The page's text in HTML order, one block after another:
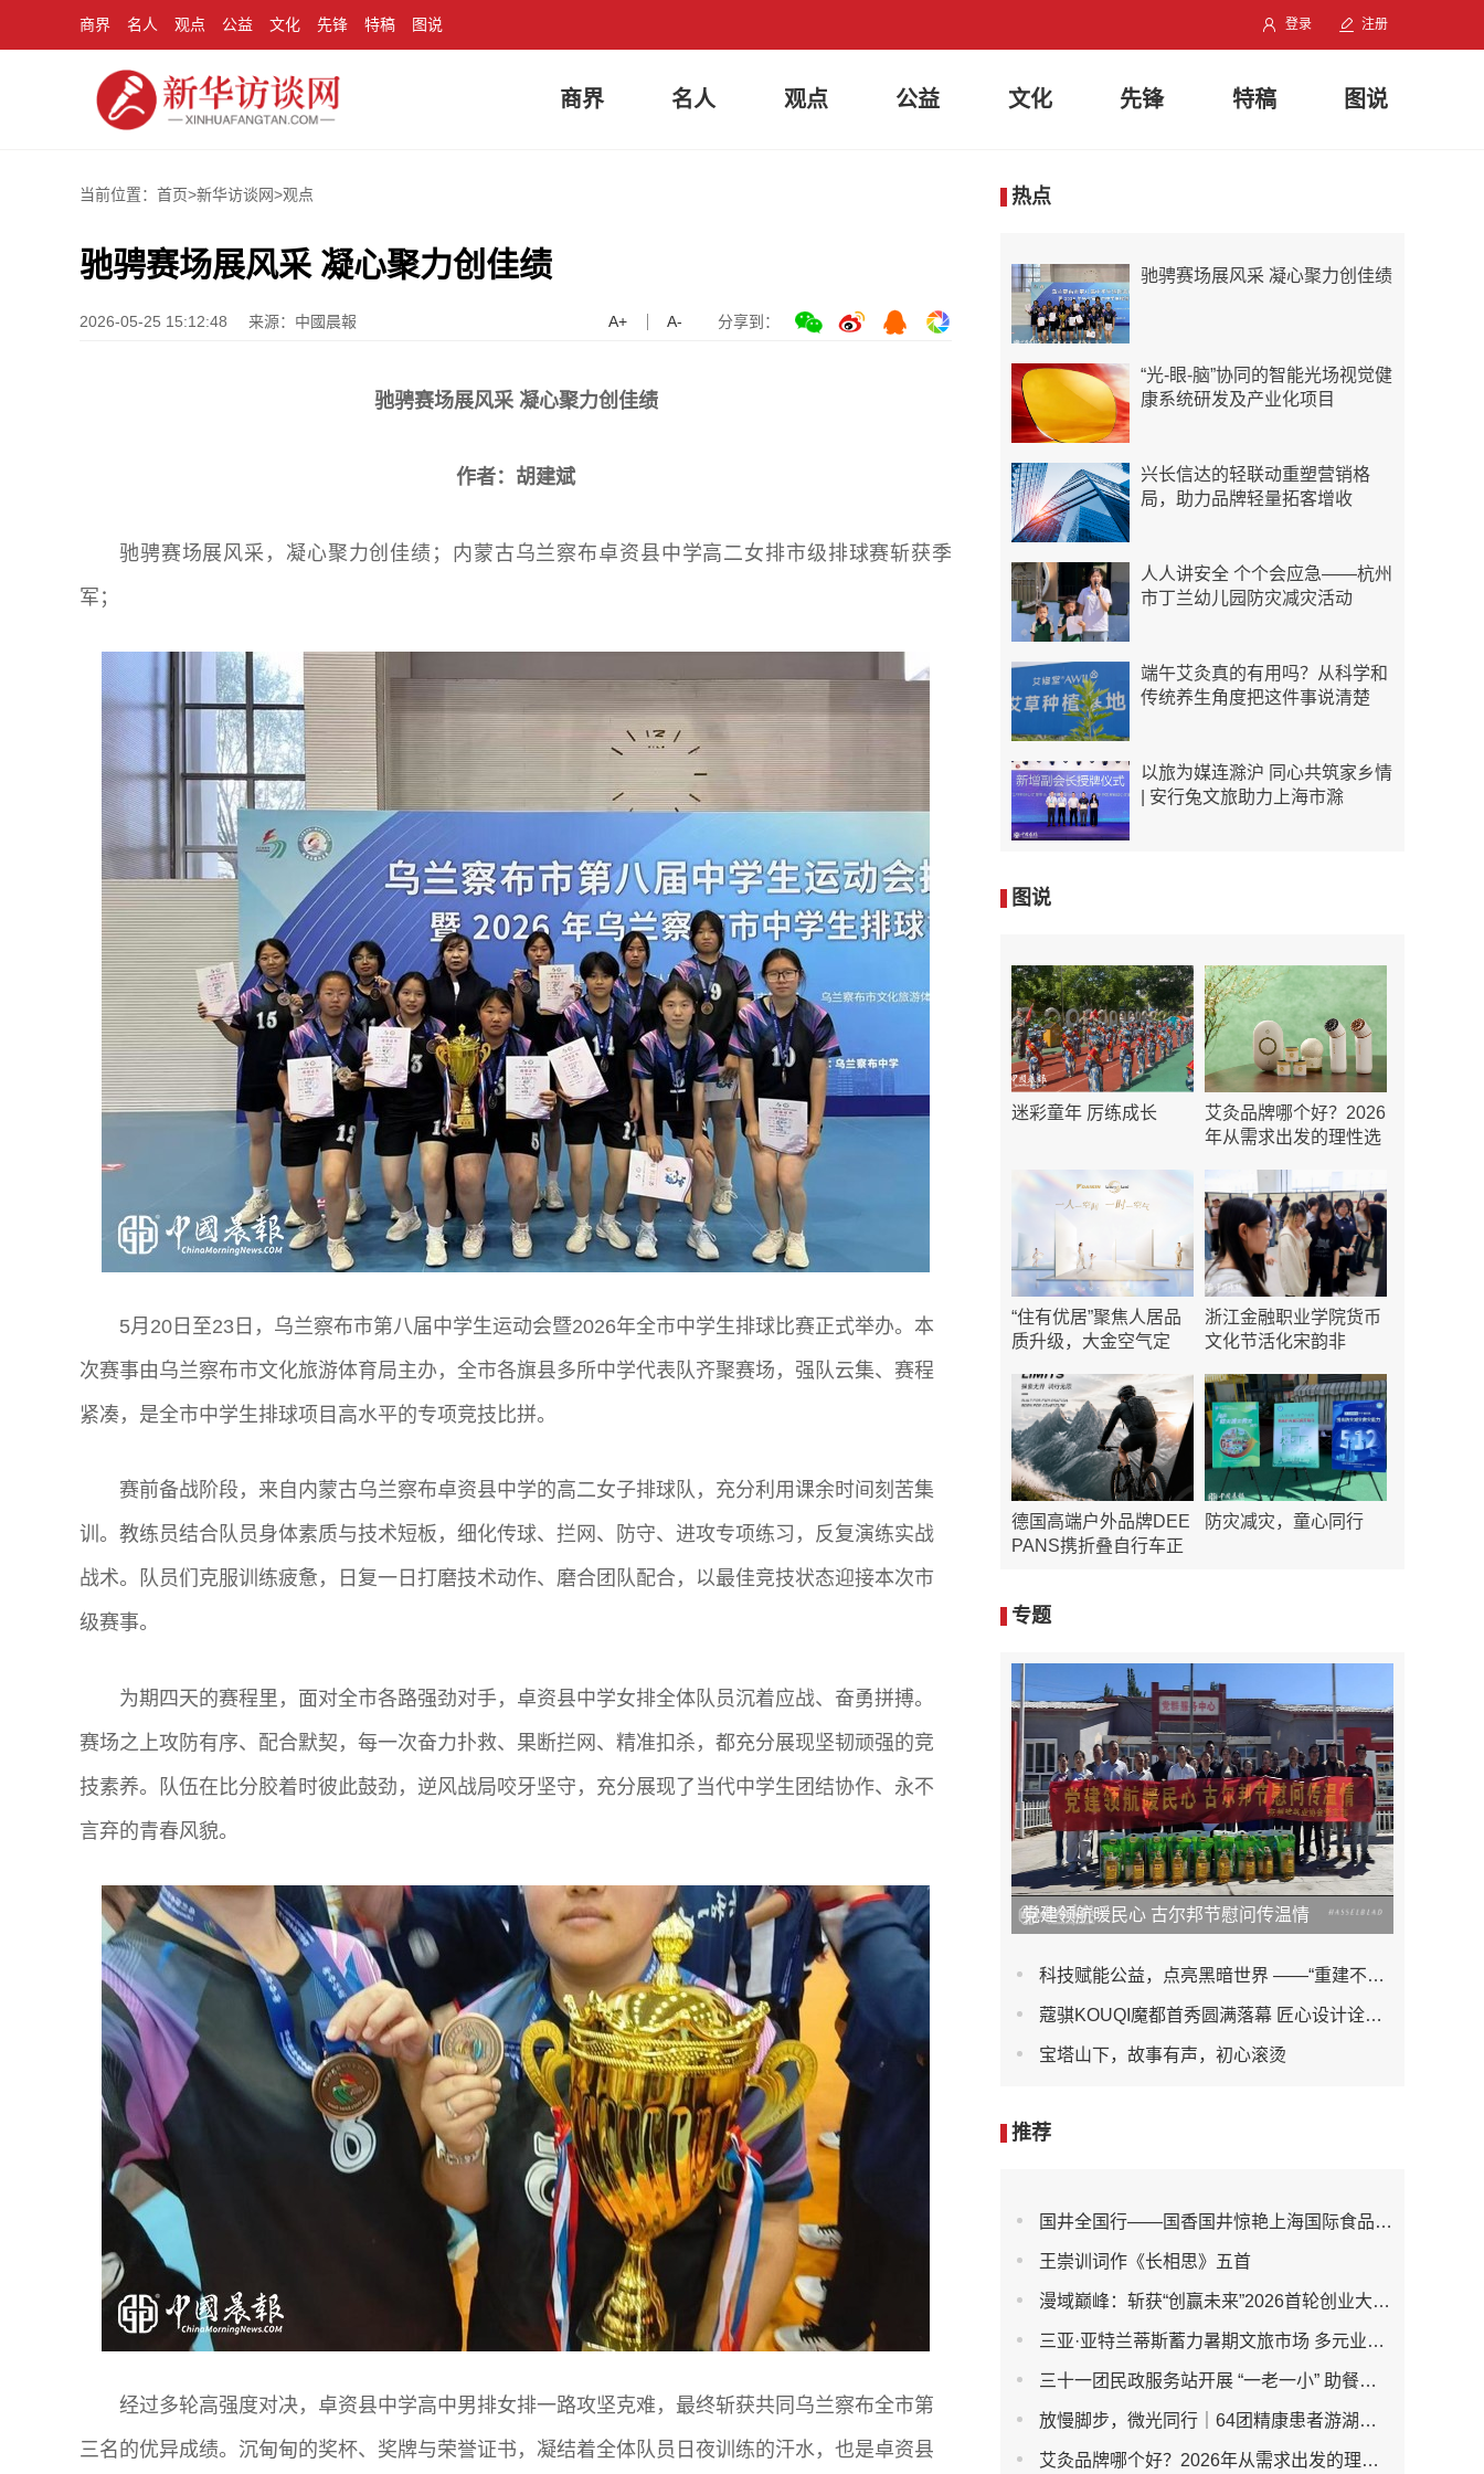
商界 名人 观点 公益 文化 先锋 特稿 图说 登录 注册
商界 名人 观点 公益 文化 先锋 特稿 图说
当前位置：首页>新华访谈网>观点
驰骋赛场展风采 凝心聚力创佳绩
2026-05-25 15:12:48 来源：中國晨報 分享到：
A+ A-
驰骋赛场展风采 凝心聚力创佳绩
作者：胡建斌
驰骋赛场展风采，凝心聚力创佳绩；内蒙古乌兰察布卓资县中学高二女排市级排球赛斩获季
军；
5月20日至23日，乌兰察布市第八届中学生运动会暨2026年全市中学生排球比赛正式举办。本
次赛事由乌兰察布市文化旅游体育局主办，全市各旗县多所中学代表队齐聚赛场，强队云集、赛程
紧凑，是全市中学生排球项目高水平的专项竞技比拼。
赛前备战阶段，来自内蒙古乌兰察布卓资县中学的高二女子排球队，充分利用课余时间刻苦集
训。教练员结合队员身体素质与技术短板，细化传球、拦网、防守、进攻专项练习，反复演练实战
战术。队员们克服训练疲惫，日复一日打磨技术动作、磨合团队配合，以最佳竞技状态迎接本次市
级赛事。
为期四天的赛程里，面对全市各路强劲对手，卓资县中学女排全体队员沉着应战、奋勇拼搏。
赛场之上攻防有序、配合默契，每一次奋力扑救、果断拦网、精准扣杀，都充分展现坚韧顽强的竞
技素养。队伍在比分胶着时彼此鼓劲，逆风战局咬牙坚守，充分展现了当代中学生团结协作、永不
言弃的青春风貌。
经过多轮高强度对决，卓资县中学高中男排女排一路攻坚克难，最终斩获共同乌兰察布全市第
三名的优异成绩。沉甸甸的奖杯、奖牌与荣誉证书，凝结着全体队员日夜训练的汗水，也是卓资县
热点
驰骋赛场展风采 凝心聚力创佳绩
“光-眼-脑”协同的智能光场视觉健
康系统研发及产业化项目
兴长信达的轻联动重塑营销格
局，助力品牌轻量拓客增收
人人讲安全 个个会应急——杭州
市丁兰幼儿园防灾减灾活动
端午艾灸真的有用吗？从科学和
传统养生角度把这件事说清楚
以旅为媒连滁沪 同心共筑家乡情
| 安行兔文旅助力上海市滁
图说
迷彩童年 厉练成长
艾灸品牌哪个好？2026
年从需求出发的理性选
“住有优居”聚焦人居品
质升级，大金空气定
​浙江金融职业学院货币
文化节活化宋韵非
德国高端户外品牌DEE
PANS携折叠自行车正
防灾减灾，童心同行
专题
党建领航暖民心 古尔邦节慰问传温情
​科技赋能公益，点亮黑暗世界 ——“重建不被遗忘的光” 公益眼健康盛典在嘉兴圆满举办
蔻骐KOUQI魔都首秀圆满落幕 匠心设计诠释现代服饰新美学
宝塔山下，故事有声，初心滚烫
推荐
国井全国行——国香国井惊艳上海国际食品展，圈粉全球客商
王崇训词作《长相思》五首
漫域巅峰：斩获“创赢未来”2026首轮创业大赛第一名，成为耀眼的明星项目
三亚·亚特兰蒂斯蓄力暑期文旅市场 多元业态升级赋能高品质亲子度假
三十一团民政服务站开展 “一老一小” 助餐关爱服务活动
放慢脚步，微光同行｜64团精康患者游湖踏青活动圆满举行
艾灸品牌哪个好？2026年从需求出发的理性选购指南